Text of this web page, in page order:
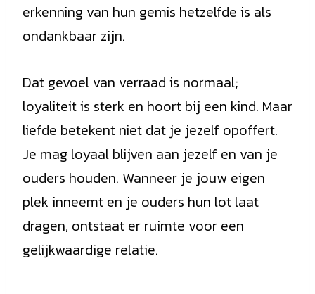
erkenning van hun gemis hetzelfde is als
ondankbaar zijn.
Dat gevoel van verraad is normaal;
loyaliteit is sterk en hoort bij een kind. Maar
liefde betekent niet dat je jezelf opoffert.
Je mag loyaal blijven aan jezelf en van je
ouders houden. Wanneer je jouw eigen
plek inneemt en je ouders hun lot laat
dragen, ontstaat er ruimte voor een
gelijkwaardige relatie.